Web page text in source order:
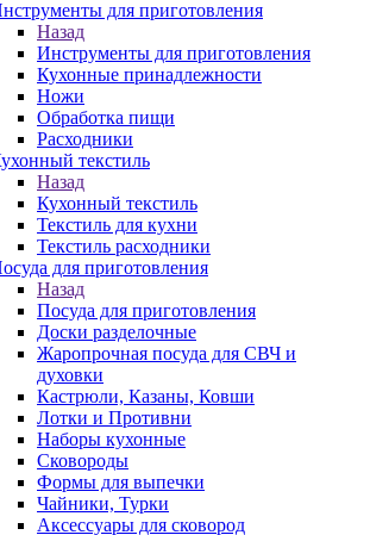
для приготовления
Назад
Инструменты для приготовления
Кухонные принадлежности
Ножи
Обработка пищи
Расходники
текстиль
Назад
Кухонный текстиль
Текстиль для кухни
Текстиль расходники
для приготовления
Назад
Посуда для приготовления
Доски разделочные
Жаропрочная посуда для СВЧ и
духовки
Кастрюли, Казаны, Ковши
Лотки и Противни
Наборы кухонные
Сковороды
Формы для выпечки
Чайники, Турки
Аксессуары для сковород